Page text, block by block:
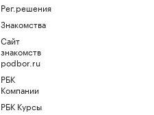
Рег.решения
Знакомства
Сайт
знакомств
podbor.ru
РБК
Компании
РБК Курсы